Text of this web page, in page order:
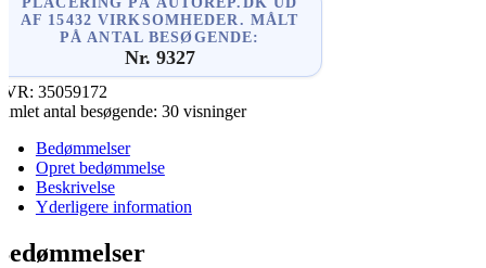
AF 15432 VIRKSOMHEDER. MÅLT
PÅ ANTAL BESØGENDE:
Nr. 9327
35059172
antal besøgende: 30 visninger
Bedømmelser
Opret bedømmelse
Beskrivelse
Yderligere information